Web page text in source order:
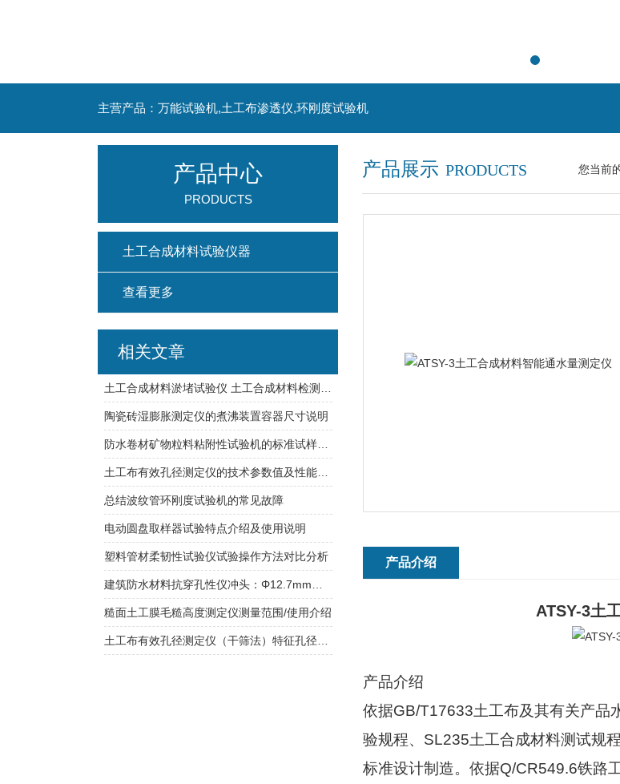
主营产品：万能试验机,土工布渗透仪,环刚度试验机
产品展示 PRODUCTS 您当前
产品介绍
ATSY-3土
产品介绍
依据GB/T17633土工布及其有关产品
验规程、 SL235土工合成材料测试规程
标准设计制造。依据Q/CR549.6铁路
产品中心
PRODUCTS
土工合成材料试验仪器
查看更多
相关文章
陶瓷砖湿膨胀测定仪的煮沸装置容器尺寸说明
防水卷材矿物粒料粘附性试验机的标准试样分析
土工布有效孔径测定仪的技术参数值及性能分析
总结波纹管环刚度试验机的常见故障
电动圆盘取样器试验特点介绍及使用说明
塑料管材柔韧性试验仪试验操作方法对比分析
糙面土工膜毛糙高度测定仪测量范围/使用介绍